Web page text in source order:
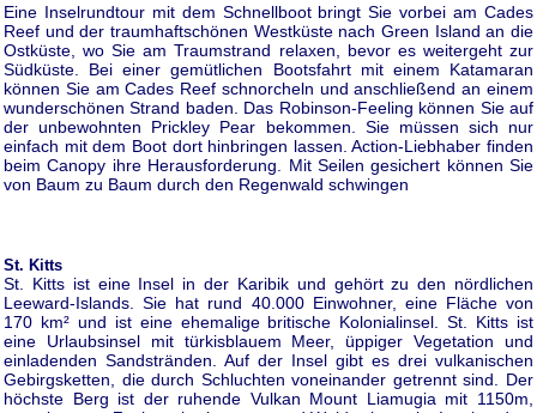
Eine Inselrundtour mit dem Schnellboot bringt Sie vorbei am Cades
Reef und der traumhaftschönen Westküste nach Green Island an die
Ostküste, wo Sie am Traumstrand relaxen, bevor es weitergeht zur
Südküste. Bei einer gemütlichen Bootsfahrt mit einem Katamaran
können Sie am Cades Reef schnorcheln und anschließend an einem
wunderschönen Strand baden. Das Robinson-Feeling können Sie auf
der unbewohnten Prickley Pear bekommen. Sie müssen sich nur
einfach mit dem Boot dort hinbringen lassen. Action-Liebhaber finden
beim Canopy ihre Herausforderung. Mit Seilen gesichert können Sie
von Baum zu Baum durch den Regenwald schwingen
St. Kitts
St. Kitts ist eine Insel in der Karibik und gehört zu den nördlichen
Leeward-Islands. Sie hat rund 40.000 Einwohner, eine Fläche von
170 km² und ist eine ehemalige britische Kolonialinsel. St. Kitts ist
eine Urlaubsinsel mit türkisblauem Meer, üppiger Vegetation und
einladenden Sandstränden. Auf der Insel gibt es drei vulkanischen
Gebirgsketten, die durch Schluchten voneinander getrennt sind. Der
höchste Berg ist der ruhende Vulkan Mount Liamugia mit 1150m,